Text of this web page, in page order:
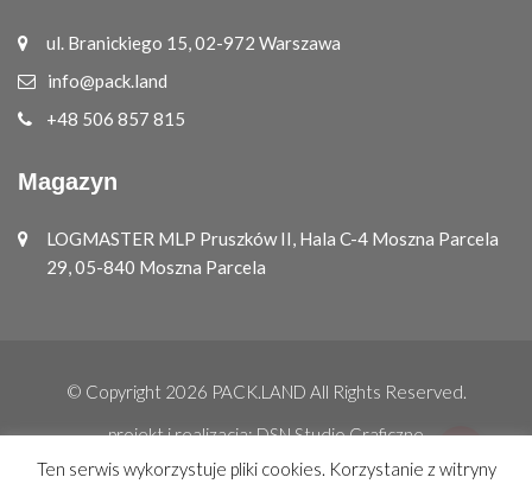
ul. Branickiego 15, 02-972 Warszawa
info@pack.land
+48 506 857 815
Magazyn
LOGMASTER MLP Pruszków II, Hala C-4 Moszna Parcela
29, 05-840 Moszna Parcela
© Copyright 2026 PACK.LAND All Rights Reserved.
projekt i realizacja:DSN Studio Graficzne
Ten serwis wykorzystuje pliki cookies. Korzystanie z witryny